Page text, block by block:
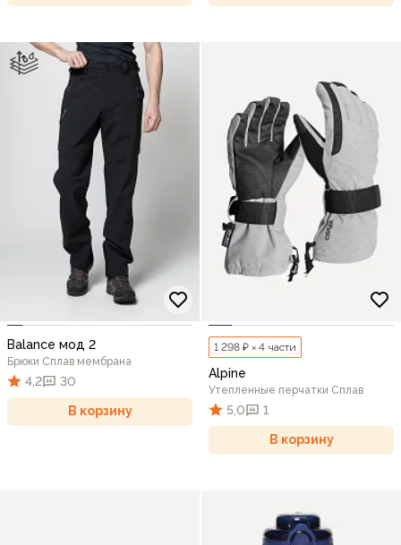
Balance мод 2
Брюки Сплав мембрана
4,2 30
В корзину
1 298 ₽ × 4 части
Alpine
Утепленные перчатки Сплав
5,0 1
В корзину